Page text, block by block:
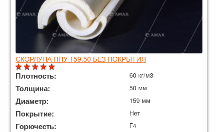
СКОРЛУПА ППУ 159.50 БЕЗ ПОКРЫТИЯ
Плотность: 60 кг/м3
Толщина: 50 мм
Диаметр: 159 мм
Покрытие: Нет
Горючесть: Г4